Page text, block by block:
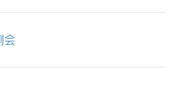
会